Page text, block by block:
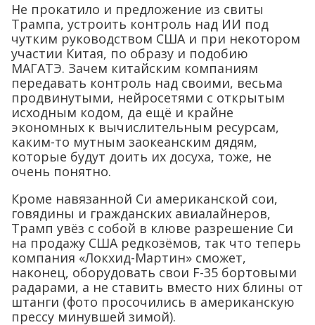
Не прокатило и предложение из свиты
Трампа, устроить контроль над ИИ под
чутким руководством США и при некотором
участии Китая, по образу и подобию
МАГАТЭ. Зачем китайским компаниям
передавать контроль над своими, весьма
продвинутыми, нейросетями с открытым
исходным кодом, да ещё и крайне
экономных к вычислительным ресурсам,
каким-то мутным заокеанским дядям,
которые будут доить их досуха, тоже, не
очень понятно.
Кроме навязанной Си американской сои,
говядины и гражданских авиалайнеров,
Трамп увёз с собой в клюве разрешение Си
на продажу США редкозёмов, так что теперь
компания «Локхид-Мартин» сможет,
наконец, оборудовать свои F-35 бортовыми
радарами, а не ставить вместо них блины от
штанги (фото просочились в американскую
прессу минувшей зимой).